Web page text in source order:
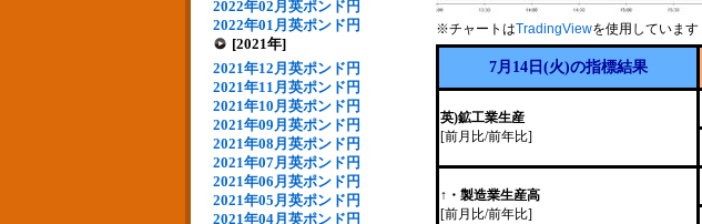
2022年02月英ポンド円
2022年01月英ポンド円
[2021年]
2021年12月英ポンド円
2021年11月英ポンド円
2021年10月英ポンド円
2021年09月英ポンド円
2021年08月英ポンド円
2021年07月英ポンド円
2021年06月英ポンド円
2021年05月英ポンド円
2021年04月英ポンド円
※チャートはTradingViewを使用しています
7月14日(火)の指標結果
英)鉱工業生産
[前月比/前年比]
↑・製造業生産高
[前月比/前年比]